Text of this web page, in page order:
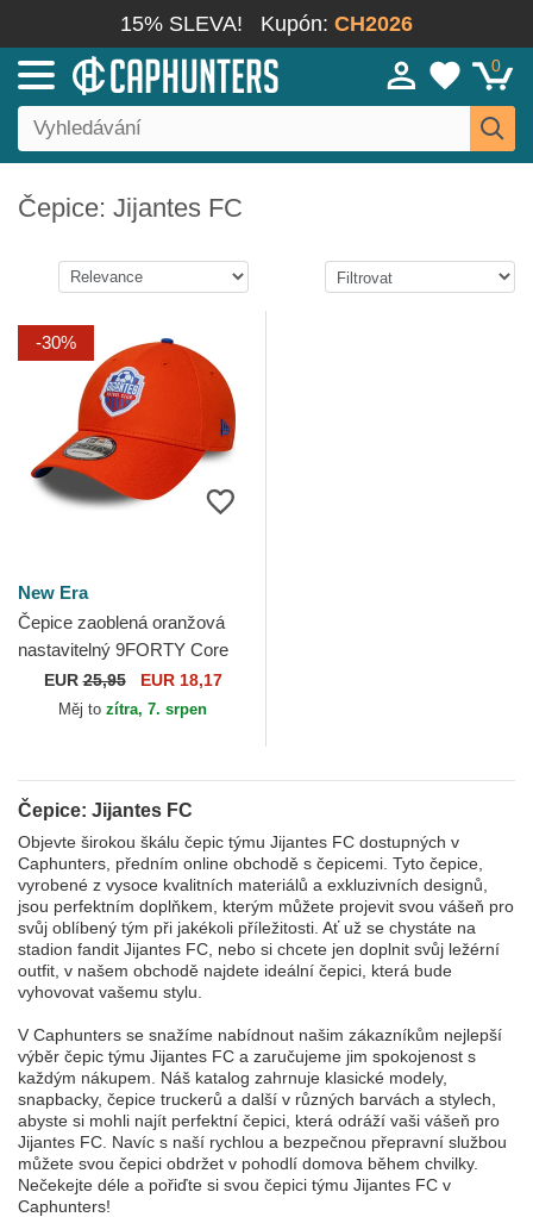
15% SLEVA! Kupón: CH2026
0
Čepice: Jijantes FC
-30%
New Era
Čepice zaoblená oranžová
nastavitelný 9FORTY Core
Jijantes FC Kings League
New Era
EUR25,95 EUR 18,17
Měj to zítra, 7. srpen
Čepice: Jijantes FC
Objevte širokou škálu čepic týmu Jijantes FC dostupných v
Caphunters, předním online obchodě s čepicemi. Tyto čepice,
vyrobené z vysoce kvalitních materiálů a exkluzivních designů,
jsou perfektním doplňkem, kterým můžete projevit svou vášeň pro
svůj oblíbený tým při jakékoli příležitosti. Ať už se chystáte na
stadion fandit Jijantes FC, nebo si chcete jen doplnit svůj ležérní
outfit, v našem obchodě najdete ideální čepici, která bude
vyhovovat vašemu stylu.
V Caphunters se snažíme nabídnout našim zákazníkům nejlepší
výběr čepic týmu Jijantes FC a zaručujeme jim spokojenost s
každým nákupem. Náš katalog zahrnuje klasické modely,
snapbacky, čepice truckerů a další v různých barvách a stylech,
abyste si mohli najít perfektní čepici, která odráží vaši vášeň pro
Jijantes FC. Navíc s naší rychlou a bezpečnou přepravní službou
můžete svou čepici obdržet v pohodlí domova během chvilky.
Nečekejte déle a pořiďte si svou čepici týmu Jijantes FC v
Caphunters!